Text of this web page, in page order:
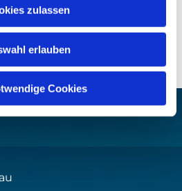
zulassen
erlauben
Cookies